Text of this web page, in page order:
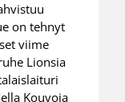
on tehnyt
viime
Lionsia
Kouvoja